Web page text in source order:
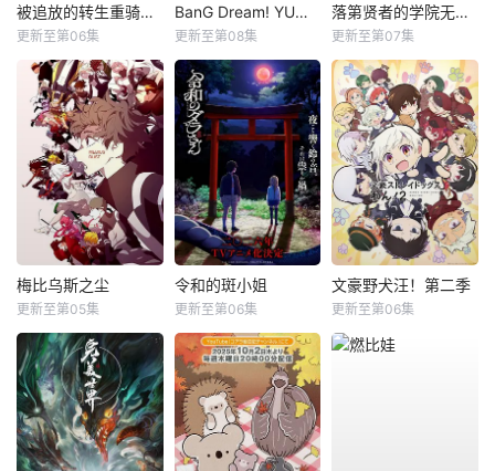
被追放的转生重骑士用游戏知识开无双
更新至第06集
BanG Dream! YUME∞MITA
更新至第08集
落第贤者的学院无双第二回转生，S等级作弊魔术师冒险记
更新至第07集
梅比乌斯之尘
更新至第05集
令和的斑小姐
更新至第06集
文豪野犬汪！第二季
更新至第06集